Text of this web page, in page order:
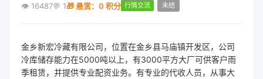
👁️ 16487💬 1🎁 悬赏：0 积分 行情交流 未结
金乡新宏冷藏有限公司，位置在金乡县马庙镇开发区，公司
冷库储存能力在5000吨以上，有3000平方大厂可供客户雨
季租赁，并提供专业配资业务。有专业的代收人员，从事大